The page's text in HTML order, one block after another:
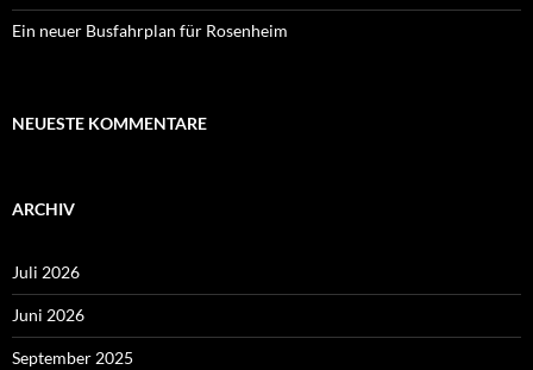
Ein neuer Busfahrplan für Rosenheim
NEUESTE KOMMENTARE
ARCHIV
Juli 2026
Juni 2026
September 2025